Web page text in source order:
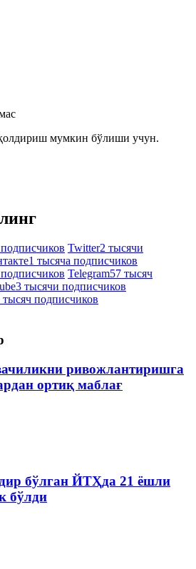
мумкин бўлиши учун.
Twitter2 тысячи
1 тысяча подписчиков
Telegram57 тысяч
3 тысячи подписчиков
тысяч подписчиков
ривожлантиришга
ортиқ маблағ
бўлган ЙТҲда 21 ёшли
бўлди